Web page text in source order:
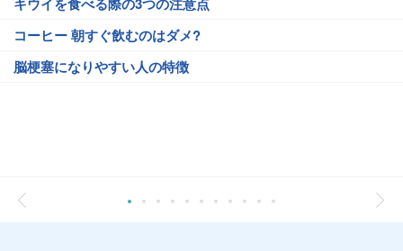
コーヒー 朝すぐ飲むのはダメ?
脳梗塞になりやすい人の特徴